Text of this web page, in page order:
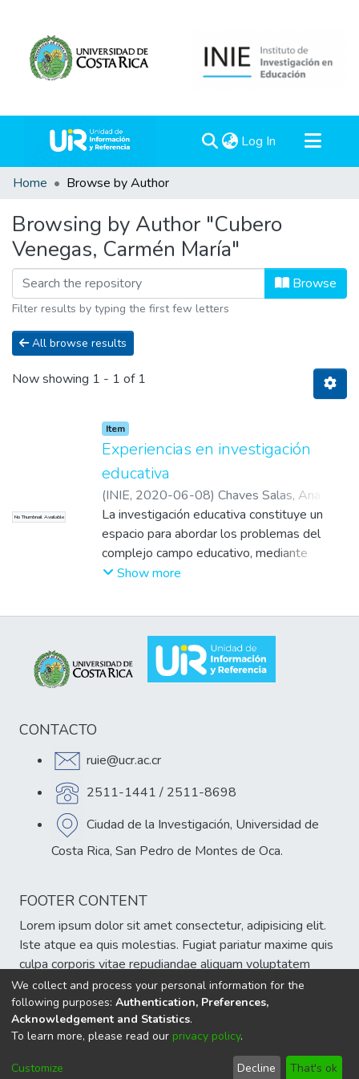
Log In (current)
Communities & Collections
Home Browse by Author
Browsing by Author "Cubero
Venegas, Carmén María"
Browse
Filter results by typing the first few letters
All browse results
Now showing 1 - 1 of 1
No Thumbnail Available
Item
Experiencias en investigación
educativa
(INIE, 2020-06-08) Chaves Salas, Ana
Lupita;Arroyo Guerra, Kattya;Cubero
Venegas, Carmén María; Espeleta, Annia
La investigación educativa constituye un
espacio para abordar los problemas del
complejo campo educativo, mediante
procedimientos metodológicos creativos y
principal es generar conocimiento sobre la
mediación pedagógica y curricular en los
diferentes niveles educativos, a través de
diversas herramientas que contribuyen a la
creación de propuestas acertadas sobre la
el autocuestionamiento por parte de los
docentes. El objetivo es generar una cultura
de trascendencia en los educadores, en
Show more
CONTACTO
ruie@ucr.ac.cr
2511-1441 / 2511-8698
Ciudad de la Investigación, Universidad de
Costa Rica, San Pedro de Montes de Oca.
FOOTER CONTENT
Lorem ipsum dolor sit amet consectetur, adipisicing elit.
Iste atque ea quis molestias. Fugiat pariatur maxime quis
culpa corporis vitae repudiandae aliquam voluptatem
veniam, est atque cumque eum delectus sint!
DSpace softwarecopyright © 2002-2026
Cookie
End User
Send
We collect and process your personal information for the
following purposes: Authentication, Preferences,
Acknowledgement and Statistics.
To learn more, please read our privacy policy.
Customize Decline That's ok